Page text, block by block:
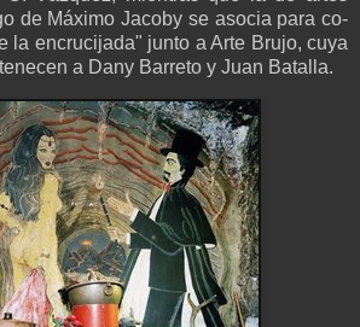
de Máximo Jacoby se asocia para co-
la encrucijada" junto a Arte Brujo, cuya
a Dany Barreto y Juan Batalla.